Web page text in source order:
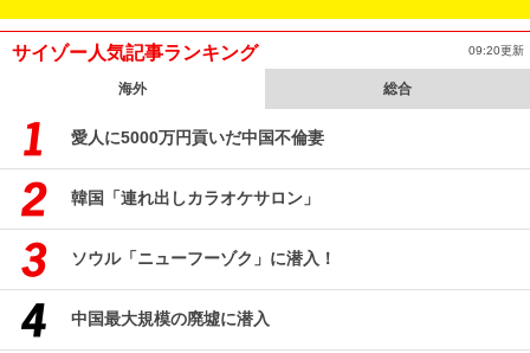
サイゾー人気記事ランキング 09:20更新
海外 総合
愛人に5000万円貢いだ中国不倫妻
韓国「連れ出しカラオケサロン」
ソウル「ニューフーゾク」に潜入！
中国最大規模の廃墟に潜入